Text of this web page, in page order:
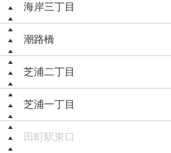
海岸三丁目
潮路橋
芝浦二丁目
芝浦一丁目
田町駅東口